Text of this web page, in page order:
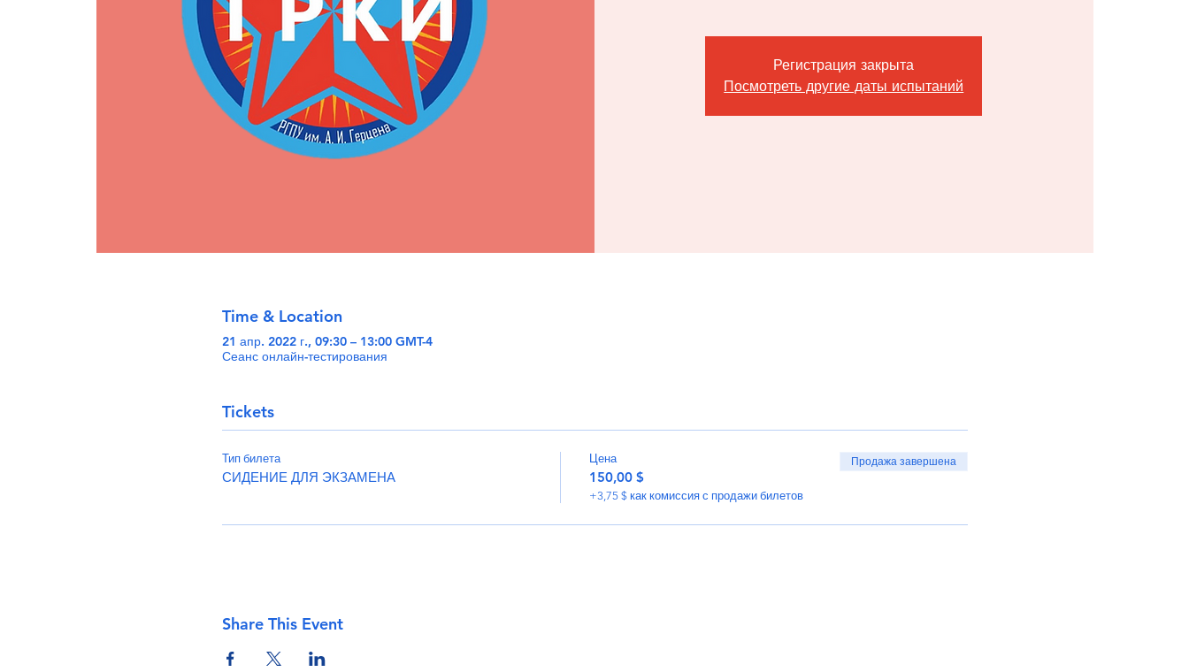
Регистрация закрыта
Посмотреть другие даты испытаний
Time & Location
21 апр. 2022 г., 09:30 – 13:00 GMT-4
Сеанс онлайн-тестирования
Tickets
Тип билета
СИДЕНИЕ ДЛЯ ЭКЗАМЕНА
Цена
150,00 $
+3,75 $ как комиссия с продажи билетов
Продажа завершена
Share This Event